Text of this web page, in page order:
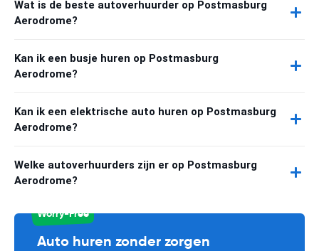
Wat is de beste autoverhuurder op Postmasburg
Aerodrome?
Kan ik een busje huren op Postmasburg
Aerodrome?
Kan ik een elektrische auto huren op Postmasburg
Aerodrome?
Welke autoverhuurders zijn er op Postmasburg
Aerodrome?
Worry-Free
Auto huren zonder zorgen